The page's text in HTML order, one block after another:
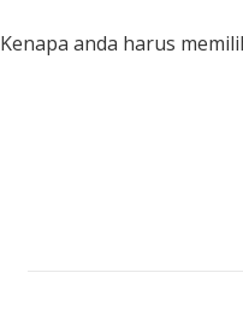
Kenapa anda harus